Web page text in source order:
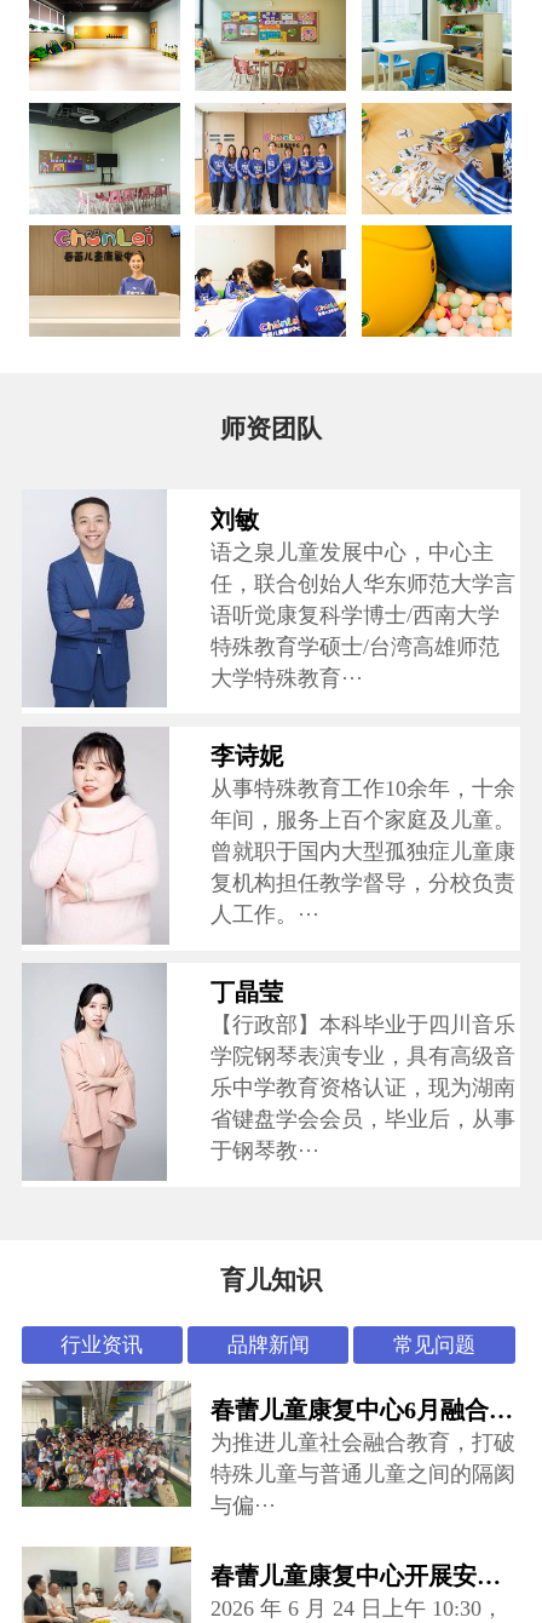
师资团队
刘敏
语之泉儿童发展中心，中心主
任，联合创始人华东师范大学言
语听觉康复科学博士/西南大学
特殊教育学硕士/台湾高雄师范
大学特殊教育···
李诗妮
从事特殊教育工作10余年，十余
年间，服务上百个家庭及儿童。
曾就职于国内大型孤独症儿童康
复机构担任教学督导，分校负责
人工作。···
丁晶莹
【行政部】本科毕业于四川音乐
学院钢琴表演专业，具有高级音
乐中学教育资格认证，现为湖南
省键盘学会会员，毕业后，从事
于钢琴教···
育儿知识
行业资讯 品牌新闻 常见问题
春蕾儿童康复中心6月融合活动：“怪可爱市集”开张啦~
为推进儿童社会融合教育，打破
特殊儿童与普通儿童之间的隔阂
与偏···
春蕾儿童康复中心开展安全专项督导检查
2026 年 6 月 24 日上午 10:30，